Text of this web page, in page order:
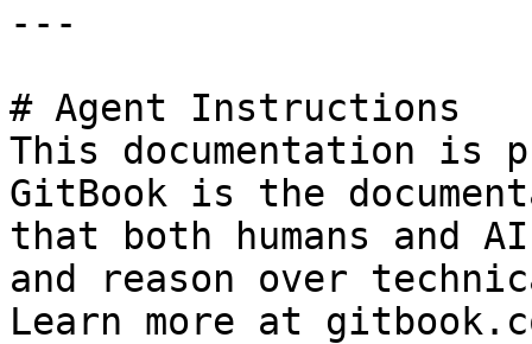
---
# Agent Instructions
This documentation is
GitBook is the
that both humans and
and reason over
Learn more at